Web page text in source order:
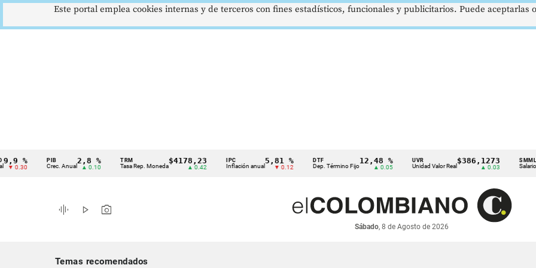
Cintillo
indicadores
económicos
PIB
Crec. Anual
2,8 %
▲ 0.10
TRM
Tasa Rep. Moneda
$4178,23
▲ 0.42
IPC
Inflación anual
5,81 %
▼ 0.12
DTF
Dep. Término Fijo
12,48 %
▲ 0.05
UVR
Unidad Valor Real
$386,1273 SMMLV
Salario Mínimo
graphic_eq play_arrow photo_camera
Sábado, 8 de Agosto de 2026
Temas recomendados
Este portal emplea cookies internas y de terceros con fines estadísticos, funcionales y publicitarios. Puede aceptarlas